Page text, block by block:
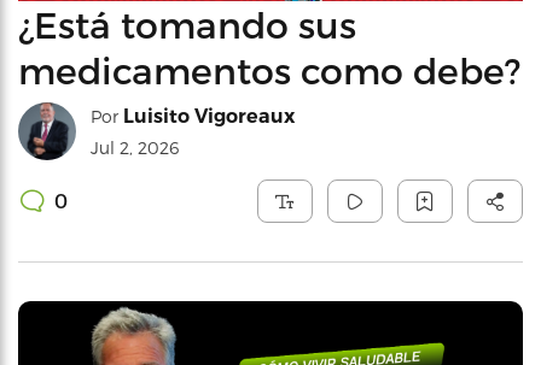
¿Está tomando sus
medicamentos como debe?
Por Luisito Vigoreaux
Jul 2, 2026
0